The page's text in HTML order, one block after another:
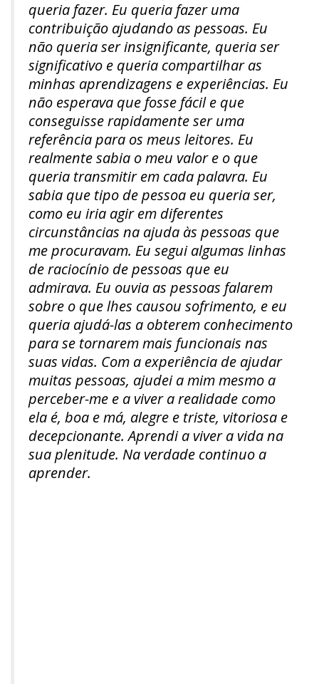
queria fazer. Eu queria fazer uma
contribuição ajudando as pessoas. Eu
não queria ser insignificante, queria ser
significativo e queria compartilhar as
minhas aprendizagens e experiências. Eu
não esperava que fosse fácil e que
conseguisse rapidamente ser uma
referência para os meus leitores. Eu
realmente sabia o meu valor e o que
queria transmitir em cada palavra. Eu
sabia que tipo de pessoa eu queria ser,
como eu iria agir em diferentes
circunstâncias na ajuda às pessoas que
me procuravam. Eu segui algumas linhas
de raciocínio de pessoas que eu
admirava. Eu ouvia as pessoas falarem
sobre o que lhes causou sofrimento, e eu
queria ajudá-las a obterem conhecimento
para se tornarem mais funcionais nas
suas vidas. Com a experiência de ajudar
muitas pessoas, ajudei a mim mesmo a
perceber-me e a viver a realidade como
ela é, boa e má, alegre e triste, vitoriosa e
decepcionante. Aprendi a viver a vida na
sua plenitude. Na verdade continuo a
aprender.